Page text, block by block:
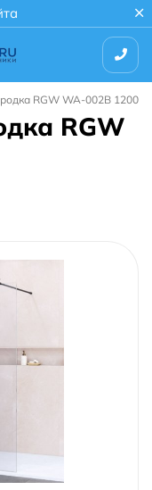
RGW WA-002B 1200
RGW